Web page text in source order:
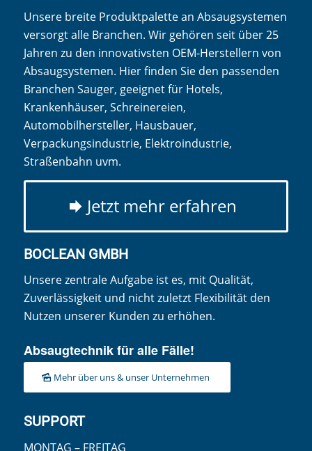
Unsere breite Produktpalette an Absaugsystemen
versorgt alle Branchen. Wir gehören seit über 25
Jahren zu den innovativsten OEM-Herstellern von
Absaugsystemen. Hier finden Sie den passenden
Branchen Sauger, geeignet für Hotels,
Krankenhäuser, Schreinereien,
Automobilhersteller, Hausbauer,
Verpackungsindustrie, Elektroindustrie,
Straßenbahn uvm.
Jetzt mehr erfahren
BOCLEAN GMBH
Unsere zentrale Aufgabe ist es, mit Qualität,
Zuverlässigkeit und nicht zuletzt Flexibilität den
Nutzen unserer Kunden zu erhöhen.
Absaugtechnik für alle Fälle!
Mehr über uns & unser Unternehmen
SUPPORT
MONTAG – FREITAG